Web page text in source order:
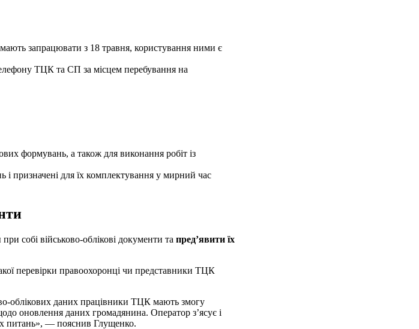
мають запрацювати з 18 травня, користування ними є
ТЦК та СП за місцем перебування на
формувань, а також для виконання робіт із
і призначені для їх комплектування у мирний час
собі військово-облікові документи та пред’явити їх
перевірки правоохоронці чи представники ТЦК
облікових даних працівники ТЦК мають змогу
оновлення даних громадянина. Оператор з’ясує і
питань», — пояснив Глущенко.